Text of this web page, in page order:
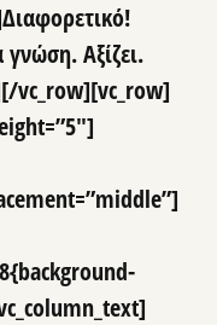
Αξίζει.
vc_row][vc_row]